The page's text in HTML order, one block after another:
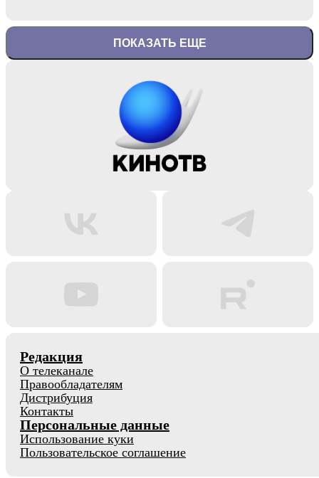
ПОКАЗАТЬ ЕЩЕ
Редакция
О телеканале
Правообладателям
Дистрибуция
Контакты
Персональные данные
Использование куки
Пользовательское соглашение